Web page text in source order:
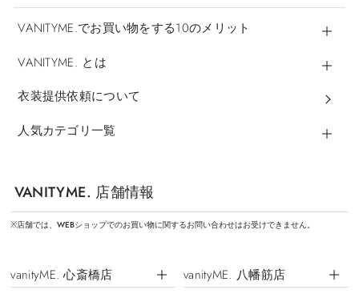
VANITYME.でお買い物をする10のメリット
VANITYME. とは
衣装提供依頼について
人気カテゴリ一覧
VANITYME. 店舗情報
※店舗では、WEBショップでのお買い物に関するお問い合わせはお受けできません。
vanityME. 心斎橋店 vanityME. 八幡筋店